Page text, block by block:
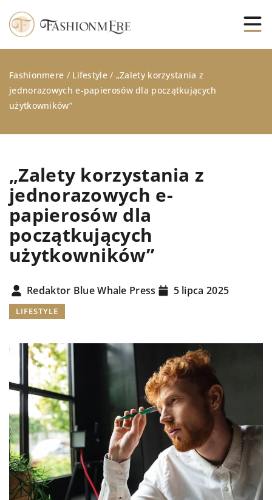
Fashionmere / Lifestyle/ „Zalety korzystania z
jednorazowych e-papierosów dla początkujących
użytkowników”
„Zalety korzystania z
jednorazowych e-
papierosów dla
początkujących
użytkowników”
Redaktor Blue Whale Press 5 lipca 2025
LIFESTYLE